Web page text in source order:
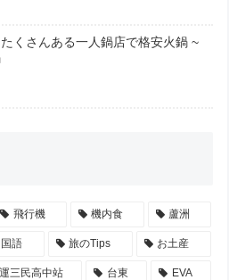
くさんある一人鍋店で格安火鍋 ~
飛行機 機内食 蘆洲
語 旅のTips お土産
三民高中站 台東 EVA